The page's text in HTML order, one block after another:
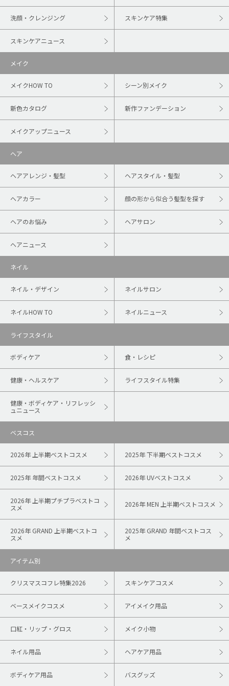
洗顔・クレンジング スキンケア特集
スキンケアニュース
メイク
メイクHOW TO シーン別メイク
新色カタログ 新作ファンデーション
メイクアップニュース
ヘア
ヘアアレンジ・髪型 ヘアスタイル・髪型
ヘアカラー 顔の形から似合う髪型を探す
ヘアのお悩み ヘアサロン
ヘアニュース
ネイル
ネイル・デザイン ネイルサロン
ネイルHOW TO ネイルニュース
ライフスタイル
ボディケア 食・レシピ
健康・ヘルスケア ライフスタイル特集
健康・ボディケア・リフレッシ
ュニュース
ベスコス
2026年 上半期ベストコスメ 2025年 下半期ベストコスメ
2025年 年間ベストコスメ 2026年 UVベストコスメ
2026年 上半期プチプラベストコ
スメ
2026年 MEN 上半期ベストコスメ
2026年 GRAND 上半期ベストコ
スメ
2025年 GRAND 年間ベストコス
メ
アイテム別
クリスマスコフレ特集2026 スキンケアコスメ
ベースメイクコスメ アイメイク用品
口紅・リップ・グロス メイク小物
ネイル用品 ヘアケア用品
ボディケア用品 バスグッズ